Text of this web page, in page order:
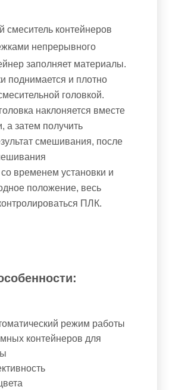
смеситель контейнеров
непрерывного
заполняет материалы.
поднимается и плотно
головкой.
наклоняется вместе
а затем получить
смешивания, после
со временем установки и
положение, весь
ПЛК.
режим работы
контейнеров для